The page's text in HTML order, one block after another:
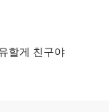
할게 친구야